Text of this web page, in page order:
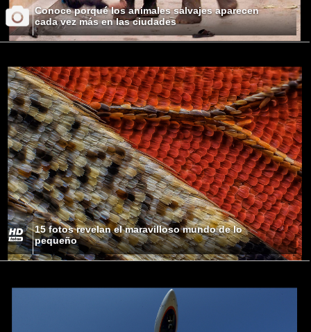
Conoce porqué los animales salvajes aparecen
cada vez más en las ciudades
15 fotos revelan el maravilloso mundo de lo
pequeño